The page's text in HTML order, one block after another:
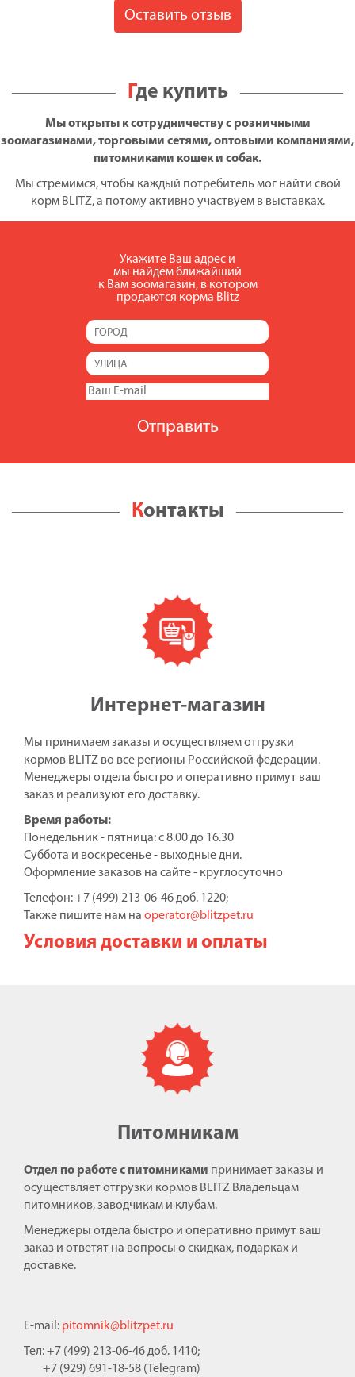
Оставить отзыв
Где купить
Мы открыты к сотрудничеству с розничными
зоомагазинами, торговыми сетями, оптовыми компаниями,
питомниками кошек и собак.
Мы стремимся, чтобы каждый потребитель мог найти свой
корм BLITZ, а потому активно участвуем в выставках.
Укажите Ваш адрес и
мы найдем ближайший
к Вам зоомагазин, в котором
продаются корма Blitz
Контакты
Интернет-магазин
Мы принимаем заказы и осуществляем отгрузки
кормов BLITZ во все регионы Российской федерации.
Менеджеры отдела быстро и оперативно примут ваш
заказ и реализуют его доставку.
Время работы:
Понедельник - пятница: с 8.00 до 16.30
Суббота и воскресенье - выходные дни.
Оформление заказов на сайте - круглосуточно
Телефон: +7 (499) 213-06-46 доб. 1220;
Также пишите нам на operator@blitzpet.ru
Условия доставки и оплаты
Питомникам
Отдел по работе с питомниками принимает заказы и
осуществляет отгрузки кормов BLITZ Владельцам
питомников, заводчикам и клубам.
Менеджеры отдела быстро и оперативно примут ваш
заказ и ответят на вопросы о скидках, подарках и
доставке.
E-mail: pitomnik@blitzpet.ru
Тел: +7 (499) 213-06-46 доб. 1410;
+7 (929) 691-18-58 (Telegram)